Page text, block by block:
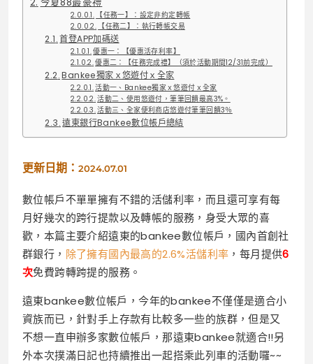
今夏88最豪禮
【任務⼀】：設定⾮約定轉帳
【任務⼆】：執⾏轉帳交易
⾸登APP加碼送
優惠⼀：【優惠活存利率】
優惠⼆：【任務完成禮】（須於活動期間12/31前完成）
Bankee獨家ｘ悠遊付ｘ全家
活動一、Bankee獨家ｘ悠遊付ｘ全家
活動二、使用悠遊付，筆筆回饋最高3%。
活動三、全家便利商店悠遊付筆筆回饋3％
遠東銀行Bankee數位帳戶總結
更新日期： 2024.07.01
數位帳戶不單單擁有不錯的活儲利率，而且還可享有每
月好幾次的跨行提款以及轉帳的服務，身受大眾的喜
歡，本篇主要介紹遠東的bankee數位帳戶，國內首創社
群銀行， 除了擁有國內最高的2.6%活儲利率 ，每月提供6
次免費跨轉跨提的服務。
遠東bankee數位帳戶，今年的bankee不僅僅是適合小
資族而已，針對手上存款有比較多一些的族群，但是又
不想一直申辦多家數位帳戶，那遠東bankee就適合!!另
外本次撲滿日記也持續推出一起搭乘此列車的活動囉~~